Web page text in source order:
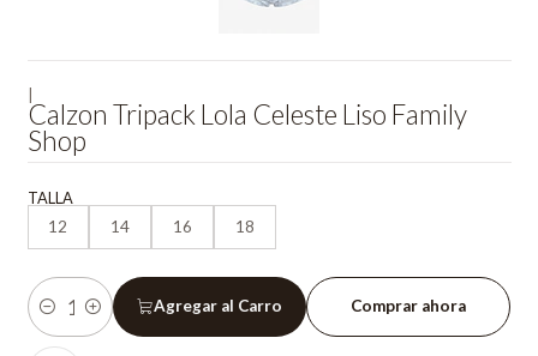
Calzon Tripack Lola Celeste Liso Family
Shop
TALLA
12
14 16 18
Cantidad
Agregar al Carro Comprar ahora